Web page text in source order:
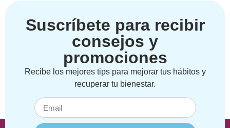
Suscríbete para recibir
consejos y
promociones
Recibe los mejores tips para mejorar tus hábitos y
recuperar tu bienestar.